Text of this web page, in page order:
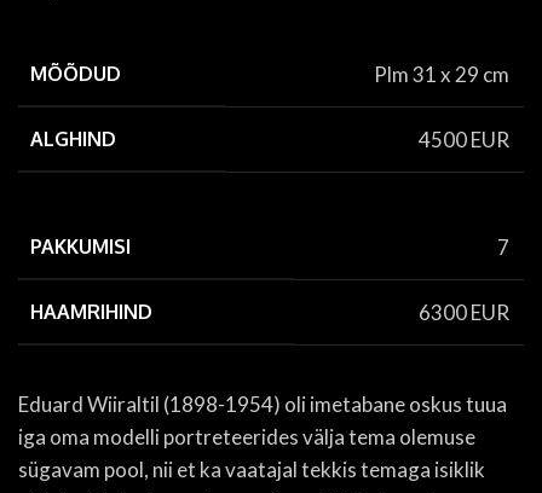
MÕÕDUD Plm 31 x 29 cm
ALGHIND 4500 EUR
PAKKUMISI 7
HAAMRIHIND 6300 EUR
Eduard Wiiraltil (1898-1954) oli imetabane oskus tuua
iga oma modelli portreteerides välja tema olemuse
sügavam pool, nii et ka vaatajal tekkis temaga isiklik